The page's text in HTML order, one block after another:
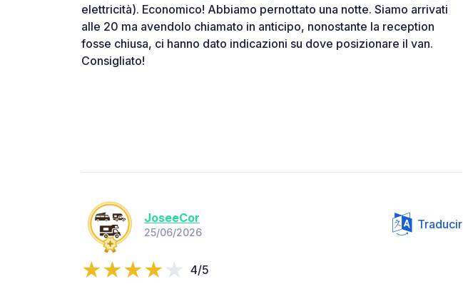
elettricità). Economico! Abbiamo pernottato una notte. Siamo arrivati
alle 20 ma avendolo chiamato in anticipo, nonostante la reception
fosse chiusa, ci hanno dato indicazioni su dove posizionare il van.
Consigliato!
JoseeCor
25/06/2026
Traducir
4/5